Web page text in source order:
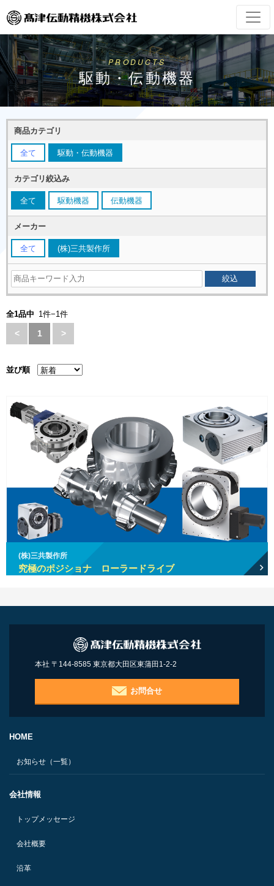
PRODUCTS
駆動・伝動機器
商品カテゴリ
全て 駆動・伝動機器
カテゴリ絞込み
全て 駆動機器 伝動機器
メーカー
全て (株)三共製作所
全1品中 1件−1件
< 1 >
並び順
(株)三共製作所
究極のポジショナ ローラードライブ
本社 〒144-8585 東京都大田区東蒲田1-2-2
お問合せ
HOME
お知らせ（一覧）
会社情報
トップメッセージ
会社概要
沿革